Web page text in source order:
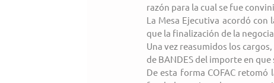
razón para la cual se fue
La Mesa Ejecutiva acordó
que la finalización de la
Una vez reasumidos los
de BANDES del importe en
De esta forma COFAC